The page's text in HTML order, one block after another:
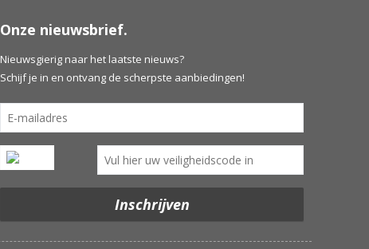
Onze nieuwsbrief.
Nieuwsgierig naar het laatste nieuws?
Schijf je in en ontvang de scherpste aanbiedingen!